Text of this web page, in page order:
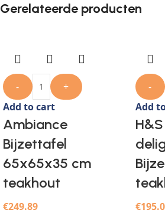
Gerelateerde producten
-
+
Add to cart
Ambiance
Bijzettafel
65x65x35 cm
teakhout
€249.89
-
Add
€